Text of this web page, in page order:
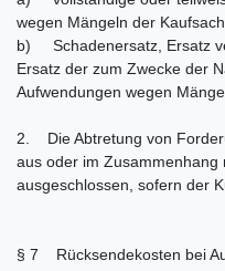
wegen Mängeln der
b) Schadenersatz, Ersatz
Ersatz der zum Zwecke der
Aufwendungen wegen
2. Die Abtretung von
aus oder im Zusammenhang
ausgeschlossen, sofern der
§ 7 Rücksendekosten bei